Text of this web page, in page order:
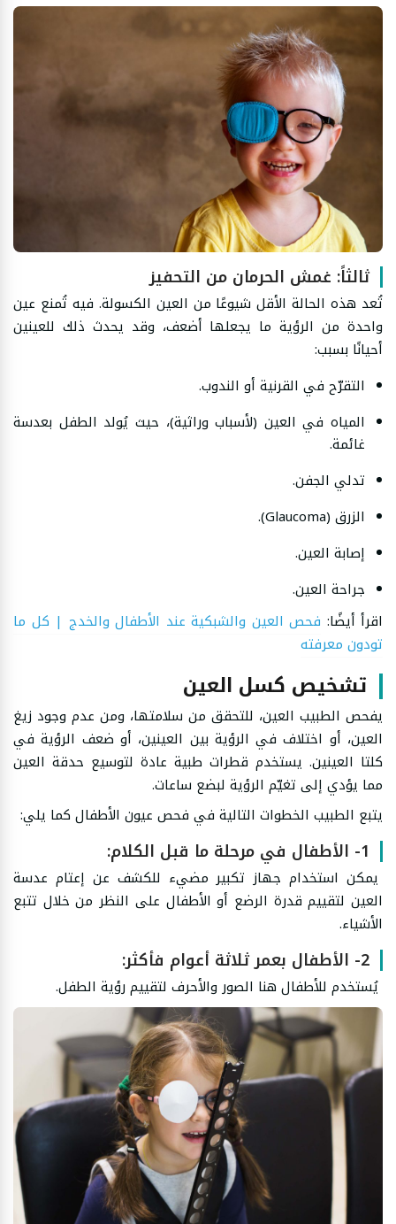
ثالثاً: غمش الحرمان من التحفيز
تُعد هذه الحالة الأقل شيوعًا من العين الكسولة. فيه تُمنع عين
واحدة من الرؤية ما يجعلها أضعف، وقد يحدث ذلك للعينين
أحيانًا بسبب:
التقرّح في القرنية أو الندوب.
المياه في العين (لأسباب وراثية)، حيث يُولد الطفل بعدسة
غائمة.
تدلي الجفن.
الزرق (Glaucoma).
إصابة العين.
جراحة العين.
اقرأ أيضًا: فحص العين والشبكية عند الأطفال والخدج | كل ما
تودون معرفته
تشخيص كسل العين
يفحص الطبيب العين، للتحقق من سلامتها، ومن عدم وجود زيغ
العين، أو اختلاف في الرؤية بين العينين، أو ضعف الرؤية في
كلتا العينين. يستخدم قطرات طبية عادة لتوسيع حدقة العين
مما يؤدي إلى تغيّم الرؤية لبضع ساعات.
يتبع الطبيب الخطوات التالية في فحص عيون الأطفال كما يلي:
1- الأطفال في مرحلة ما قبل الكلام:
يمكن استخدام جهاز تكبير مضيء للكشف عن إعتام عدسة
العين لتقييم قدرة الرضع أو الأطفال على النظر من خلال تتبع
الأشياء.
2- الأطفال بعمر ثلاثة أعوام فأكثر:
يُستخدم للأطفال هنا الصور والأحرف لتقييم رؤية الطفل.